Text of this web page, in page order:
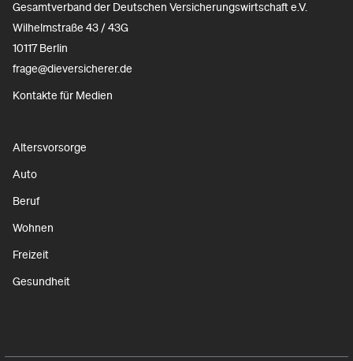
Gesamtverband der Deutschen Versicherungswirtschaft e.V.
Wilhelmstraße 43 / 43G
10117 Berlin
frage@dieversicherer.de
Kontakte für Medien
Altersvorsorge
Auto
Beruf
Wohnen
Freizeit
Gesundheit